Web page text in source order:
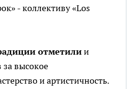
- коллективу «Los
отметилии
высокое
и артистичность.